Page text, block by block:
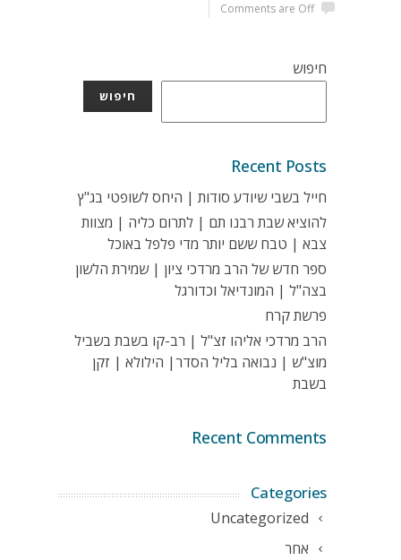
Comments are Off
חיפוש
חיפוש
Recent Posts
חייל בשבי שיודע סודות | היחס לשופטי בג"ץ
להוציא שבת רבנו תם | לתרום כליה | מצוות
צבא | טבח ששם יותר מדי פלפל באוכל
ספר חדש של הרב מרדכי ציון | שמירת הלשון
בצה"ל | המונדיאל וכדורגל
פרשת קרח
הרב מרדכי אליהו זצ"ל | רב-קו בשבת בשביל
מוצ"ש | נבואה בליל הסדר| הילולא | זקן
בשבת
Recent Comments
Categories
Uncategorized
אחר